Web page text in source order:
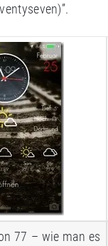
77 – wie man es